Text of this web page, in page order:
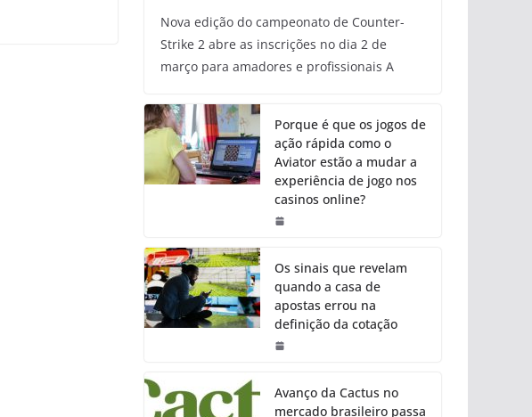
Nova edição do campeonato de Counter-
Strike 2 abre as inscrições no dia 2 de
março para amadores e profissionais A
Porque é que os jogos de
ação rápida como o
Aviator estão a mudar a
experiência de jogo nos
casinos online?
Os sinais que revelam
quando a casa de
apostas errou na
definição da cotação
Avanço da Cactus no
mercado brasileiro passa